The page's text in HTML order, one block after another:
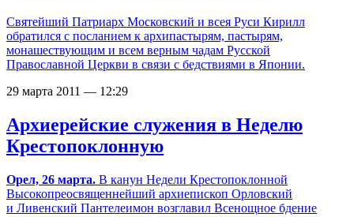
Святейший Патриарх Московский и всея Руси Кирилл
обратился с посланием к архипастырям, пастырям,
монашествующим и всем верным чадам Русской
Православной Церкви в связи с бедствиями в Японии.
29 марта 2011 — 12:29
Архиерейские служения в Неделю
Крестопоклонную
Орел, 26 марта. В канун Недели Крестопоклонной
Высокопреосвященнейший архиепископ Орловский
и Ливенский Пантелеимон возглавил Всенощное бдение